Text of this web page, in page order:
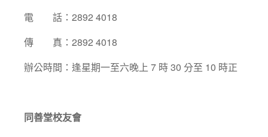
電 話：2892 4018
傳 真：2892 4018
辦公時間：逢星期一至六晚上 7 時 30 分至 10 時正
同善堂校友會